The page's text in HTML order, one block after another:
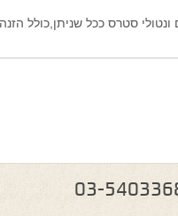
סטרס ככל שניתן,כולל
03-